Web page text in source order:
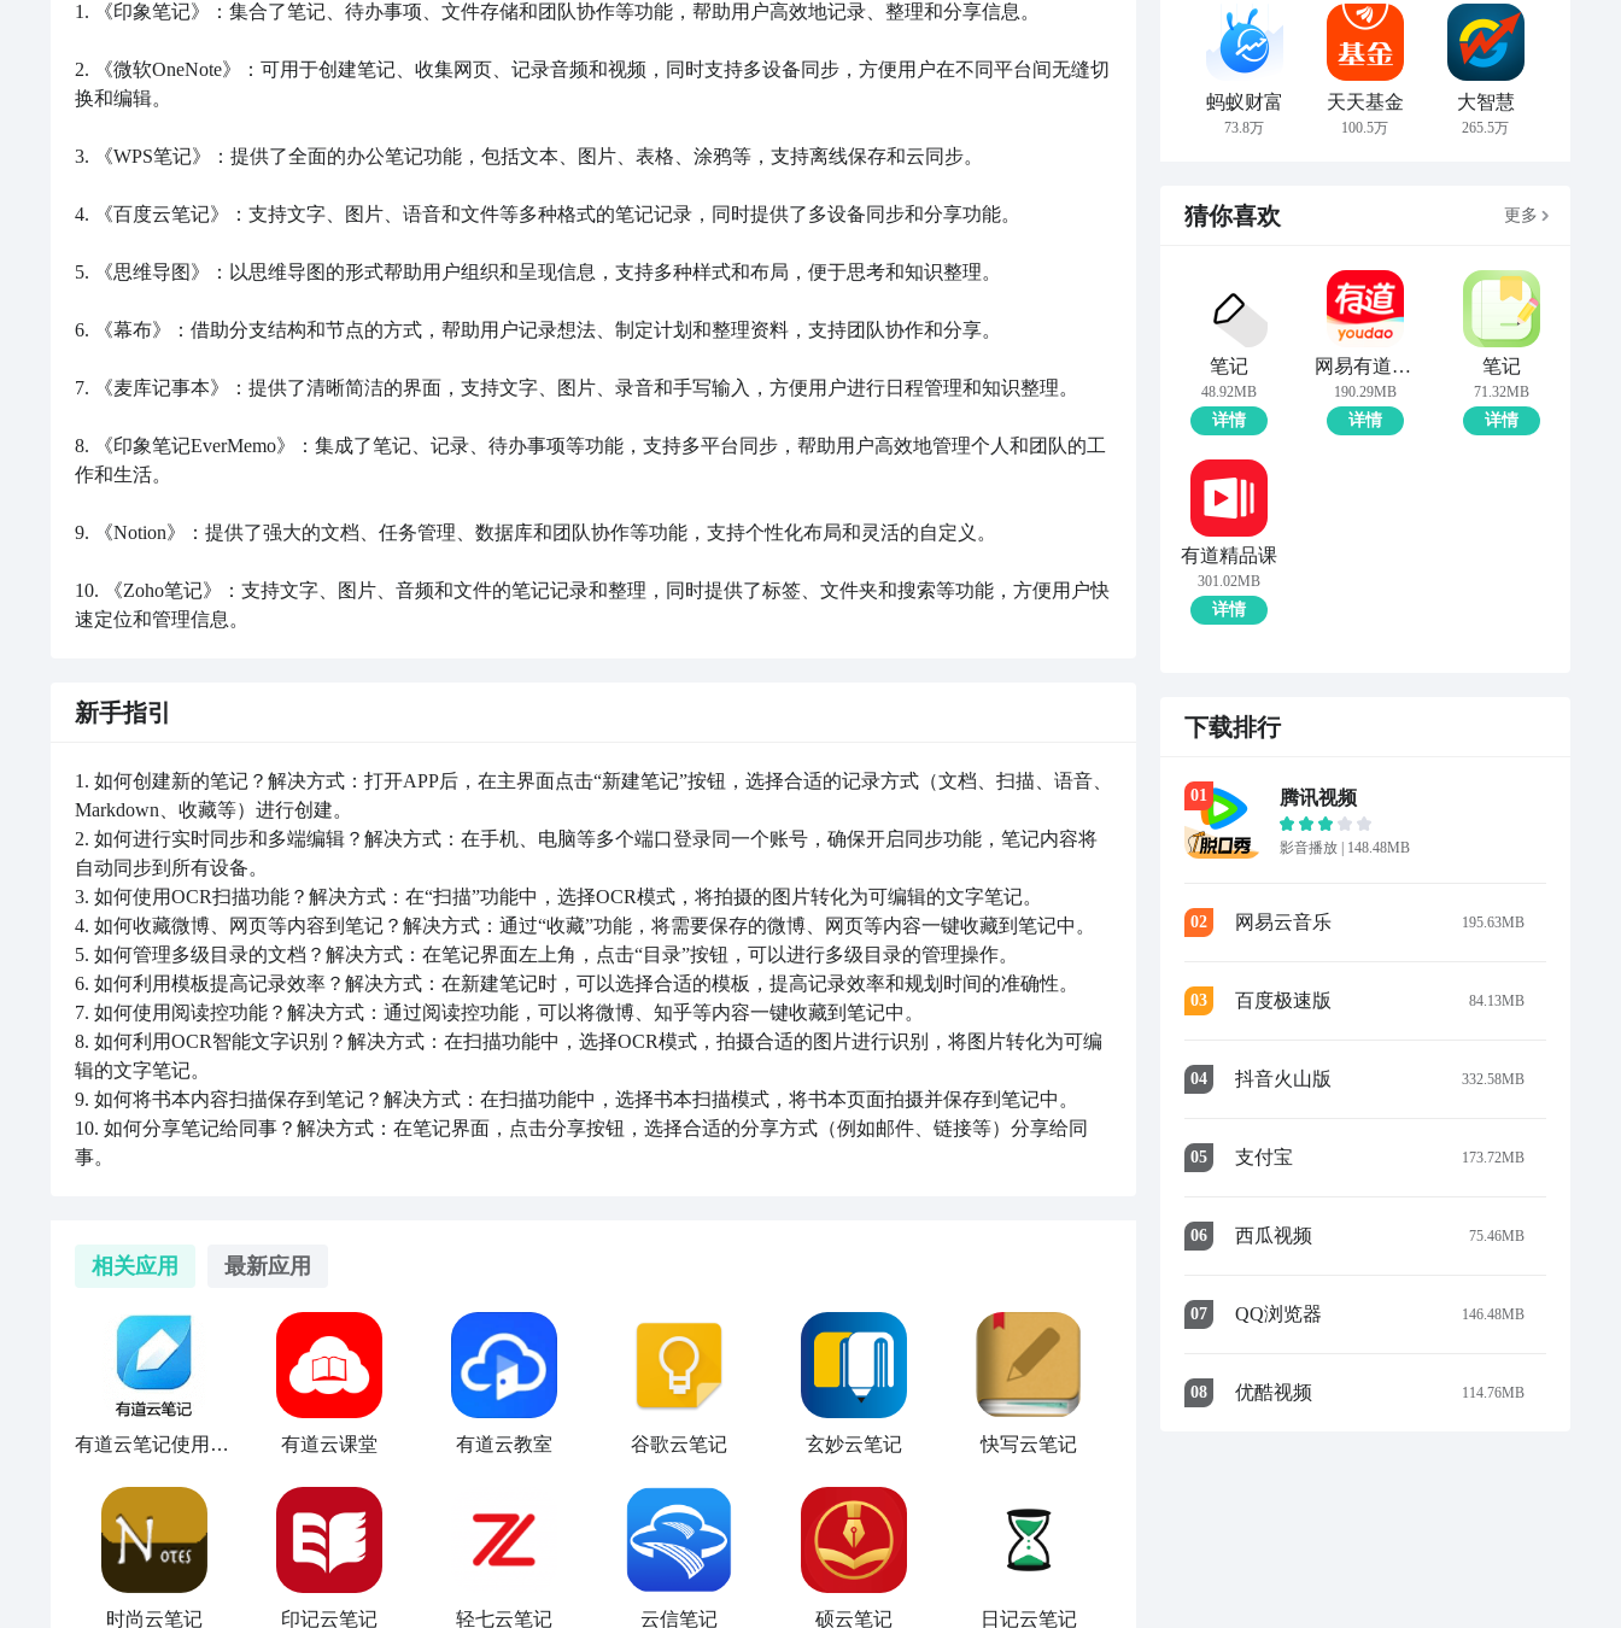
1. 《印象笔记》：集合了笔记、待办事项、文件存储和团队协作等功能，帮助用户高效地记录、整理和分享信息。
2. 《微软OneNote》：可用于创建笔记、收集网页、记录音频和视频，同时支持多设备同步，方便用户在不同平台间无缝切
换和编辑。
3. 《WPS笔记》：提供了全面的办公笔记功能，包括文本、图片、表格、涂鸦等，支持离线保存和云同步。
4. 《百度云笔记》：支持文字、图片、语音和文件等多种格式的笔记记录，同时提供了多设备同步和分享功能。
5. 《思维导图》：以思维导图的形式帮助用户组织和呈现信息，支持多种样式和布局，便于思考和知识整理。
6. 《幕布》：借助分支结构和节点的方式，帮助用户记录想法、制定计划和整理资料，支持团队协作和分享。
7. 《麦库记事本》：提供了清晰简洁的界面，支持文字、图片、录音和手写输入，方便用户进行日程管理和知识整理。
8. 《印象笔记EverMemo》：集成了笔记、记录、待办事项等功能，支持多平台同步，帮助用户高效地管理个人和团队的工
作和生活。
9. 《Notion》：提供了强大的文档、任务管理、数据库和团队协作等功能，支持个性化布局和灵活的自定义。
10. 《Zoho笔记》：支持文字、图片、音频和文件的笔记记录和整理，同时提供了标签、文件夹和搜索等功能，方便用户快
速定位和管理信息。
新手指引
1. 如何创建新的笔记？解决方式：打开APP后，在主界面点击“新建笔记”按钮，选择合适的记录方式（文档、扫描、语音、
Markdown、收藏等）进行创建。
2. 如何进行实时同步和多端编辑？解决方式：在手机、电脑等多个端口登录同一个账号，确保开启同步功能，笔记内容将
自动同步到所有设备。
3. 如何使用OCR扫描功能？解决方式：在“扫描”功能中，选择OCR模式，将拍摄的图片转化为可编辑的文字笔记。
4. 如何收藏微博、网页等内容到笔记？解决方式：通过“收藏”功能，将需要保存的微博、网页等内容一键收藏到笔记中。
5. 如何管理多级目录的文档？解决方式：在笔记界面左上角，点击“目录”按钮，可以进行多级目录的管理操作。
6. 如何利用模板提高记录效率？解决方式：在新建笔记时，可以选择合适的模板，提高记录效率和规划时间的准确性。
7. 如何使用阅读控功能？解决方式：通过阅读控功能，可以将微博、知乎等内容一键收藏到笔记中。
8. 如何利用OCR智能文字识别？解决方式：在扫描功能中，选择OCR模式，拍摄合适的图片进行识别，将图片转化为可编
辑的文字笔记。
9. 如何将书本内容扫描保存到笔记？解决方式：在扫描功能中，选择书本扫描模式，将书本页面拍摄并保存到笔记中。
10. 如何分享笔记给同事？解决方式：在笔记界面，点击分享按钮，选择合适的分享方式（例如邮件、链接等）分享给同
事。
相关应用 最新应用
有道云笔记使用指南 有道云课堂 有道云教室 谷歌云笔记 玄妙云笔记 快写云笔记
时尚云笔记 印记云笔记 轻七云笔记 云信笔记 硕云笔记 日记云笔记
蚂蚁财富
73.8万
天天基金
100.5万
大智慧
265.5万
猜你喜欢 更多
笔记
48.92MB
详情
网易有道词典
190.29MB
详情
笔记
71.32MB
详情
有道精品课
301.02MB
详情
下载排行
01 腾讯视频
影音播放 | 148.48MB
02 网易云音乐 195.63MB
03 百度极速版 84.13MB
04 抖音火山版 332.58MB
05 支付宝 173.72MB
06 西瓜视频 75.46MB
07 QQ浏览器 146.48MB
08 优酷视频 114.76MB